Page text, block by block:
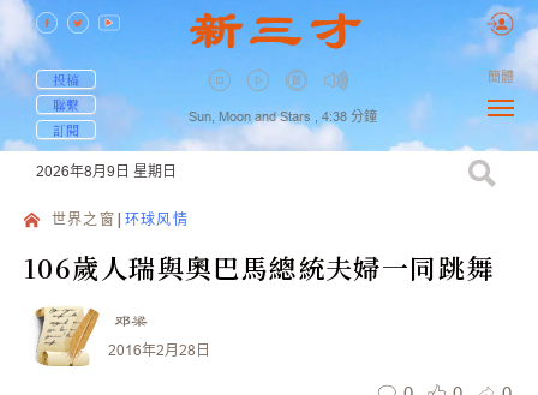
投稿
聯繫
訂閱
Sun, Moon and Stars , 4:38 分鐘
簡體
2026年8月9日 星期日
世界之窗 环球风情
106歲人瑞與奧巴馬總統夫婦一同跳舞
邓梁
2016年2月28日